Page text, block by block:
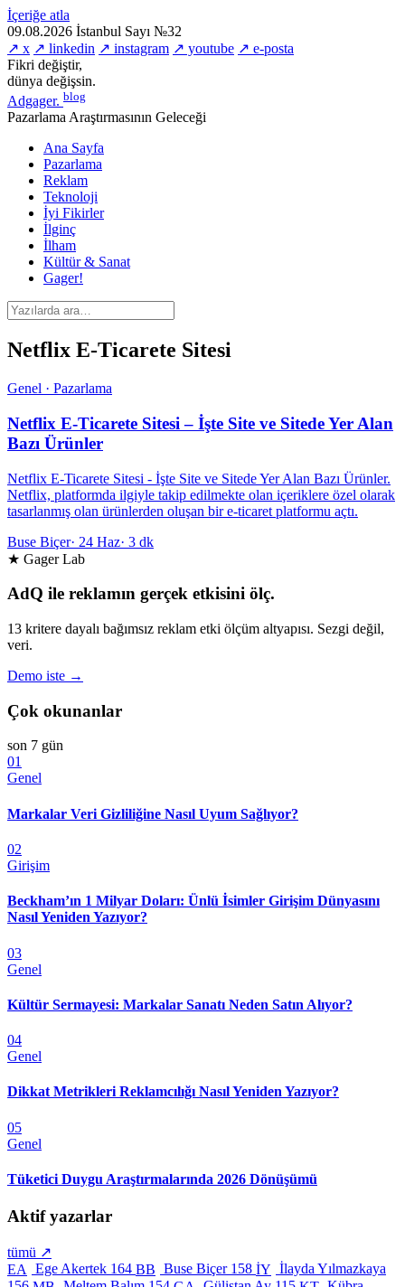
İçeriğe atla
09.08.2026 İstanbul Sayı №32
↗ x ↗ linkedin ↗ instagram ↗ youtube ↗ e-posta
Fikri değiştir,
dünya değişsin.
Adgager. blog
Pazarlama Araştırmasının Geleceği
Ana Sayfa
Pazarlama
Reklam
Teknoloji
İyi Fikirler
İlginç
İlham
Kültür & Sanat
Gager!
Netflix E-Ticarete Sitesi
Genel · Pazarlama
Netflix E-Ticarete Sitesi – İşte Site ve Sitede Yer Alan
Bazı Ürünler
Netflix E-Ticarete Sitesi - İşte Site ve Sitede Yer Alan Bazı Ürünler.
Netflix, platformda ilgiyle takip edilmekte olan içeriklere özel olarak
tasarlanmış olan ürünlerden oluşan bir e-ticaret platformu açtı.
Buse Biçer· 24 Haz· 3 dk
★ Gager Lab
AdQ ile reklamın gerçek etkisini ölç.
13 kritere dayalı bağımsız reklam etki ölçüm altyapısı. Sezgi değil,
veri.
Demo iste →
Çok okunanlar
son 7 gün
01
Genel
Markalar Veri Gizliliğine Nasıl Uyum Sağlıyor?
02
Girişim
Beckham’ın 1 Milyar Doları: Ünlü İsimler Girişim Dünyasını
Nasıl Yeniden Yazıyor?
03
Genel
Kültür Sermayesi: Markalar Sanatı Neden Satın Alıyor?
04
Genel
Dikkat Metrikleri Reklamcılığı Nasıl Yeniden Yazıyor?
05
Genel
Tüketici Duygu Araştırmalarında 2026 Dönüşümü
Aktif yazarlar
tümü ↗
EA
Ege Akertek 164 BB Buse Biçer 158 İY İlayda Yılmazkaya